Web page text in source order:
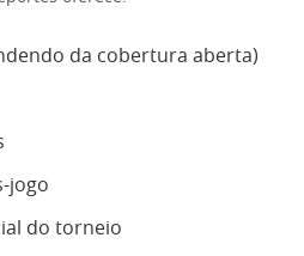
da cobertura aberta)
jogo
do torneio